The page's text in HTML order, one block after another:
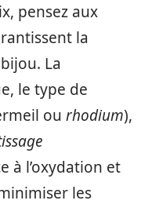
pensez aux
la
La
le type de
ou rhodium),
à l’oxydation et
les